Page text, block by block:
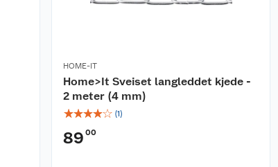
HOME-IT
Home>It Sveiset langleddet kjede -
2 meter (4 mm)
☆☆☆☆☆ (1)
89 00